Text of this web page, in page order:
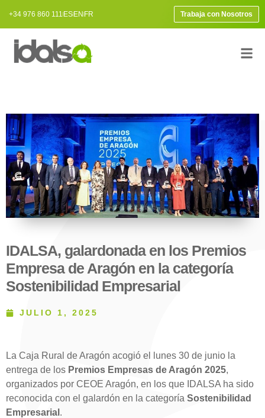
+34 976 860 111 ES EN FR Trabaja con Nosotros
IDALSA, galardonada en los Premios
Empresa de Aragón en la categoría
Sostenibilidad Empresarial
JULIO 1, 2025
La Caja Rural de Aragón acogió el lunes 30 de junio la
entrega de los Premios Empresas de Aragón 2025,
organizados por CEOE Aragón, en los que IDALSA ha sido
reconocida con el galardón en la categoría Sostenibilidad
Empresarial .